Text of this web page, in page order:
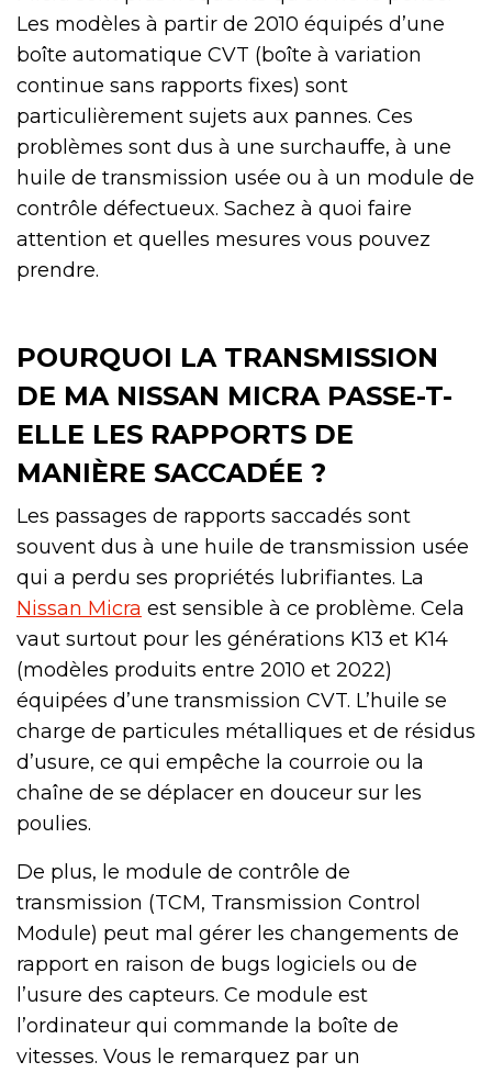
Les modèles à partir de 2010 équipés d’une
boîte automatique CVT (boîte à variation
continue sans rapports fixes) sont
particulièrement sujets aux pannes. Ces
problèmes sont dus à une surchauffe, à une
huile de transmission usée ou à un module de
contrôle défectueux. Sachez à quoi faire
attention et quelles mesures vous pouvez
prendre.
POURQUOI LA TRANSMISSION
DE MA NISSAN MICRA PASSE-T-
ELLE LES RAPPORTS DE
MANIÈRE SACCADÉE ?
Les passages de rapports saccadés sont
souvent dus à une huile de transmission usée
qui a perdu ses propriétés lubrifiantes. La
Nissan Micra est sensible à ce problème. Cela
vaut surtout pour les générations K13 et K14
(modèles produits entre 2010 et 2022)
équipées d’une transmission CVT. L’huile se
charge de particules métalliques et de résidus
d’usure, ce qui empêche la courroie ou la
chaîne de se déplacer en douceur sur les
poulies.
De plus, le module de contrôle de
transmission (TCM, Transmission Control
Module) peut mal gérer les changements de
rapport en raison de bugs logiciels ou de
l’usure des capteurs. Ce module est
l’ordinateur qui commande la boîte de
vitesses. Vous le remarquez par un